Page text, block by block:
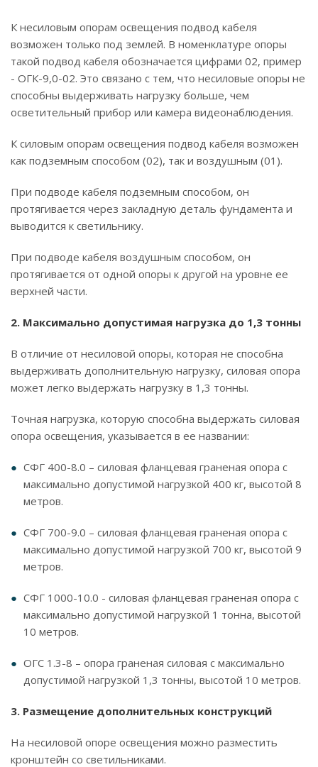
К несиловым опорам освещения подвод кабеля
возможен только под землей. В номенклатуре опоры
такой подвод кабеля обозначается цифрами 02, пример
- ОГК-9,0-02. Это связано с тем, что несиловые опоры не
способны выдерживать нагрузку больше, чем
осветительный прибор или камера видеонаблюдения.
К силовым опорам освещения подвод кабеля возможен
как подземным способом (02), так и воздушным (01).
При подводе кабеля подземным способом, он
протягивается через закладную деталь фундамента и
выводится к светильнику.
При подводе кабеля воздушным способом, он
протягивается от одной опоры к другой на уровне ее
верхней части.
2. Максимально допустимая нагрузка до 1,3 тонны
В отличие от несиловой опоры, которая не способна
выдерживать дополнительную нагрузку, силовая опора
может легко выдержать нагрузку в 1,3 тонны.
Точная нагрузка, которую способна выдержать силовая
опора освещения, указывается в ее названии:
СФГ 400-8.0 – силовая фланцевая граненая опора с
максимально допустимой нагрузкой 400 кг, высотой 8
метров.
СФГ 700-9.0 – силовая фланцевая граненая опора с
максимально допустимой нагрузкой 700 кг, высотой 9
метров.
СФГ 1000-10.0 - силовая фланцевая граненая опора с
максимально допустимой нагрузкой 1 тонна, высотой
10 метров.
ОГС 1.3-8 – опора граненая силовая с максимально
допустимой нагрузкой 1,3 тонны, высотой 10 метров.
3. Размещение дополнительных конструкций
На несиловой опоре освещения можно разместить
кронштейн со светильниками.